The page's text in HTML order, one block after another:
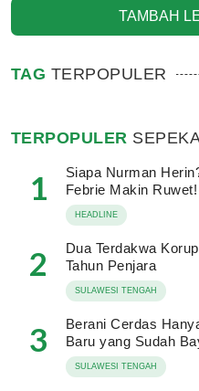
TAMBAH
TAG TERPOPULER
TERPOPULER
1
Siapa Nurman
Febrie Makin Ruwet!
HEADLINE
2
Dua Terdakwa
Tahun Penjara
SULAWESI TENGAH
3
Berani Cerdas
Baru yang Sudah
SULAWESI TENGAH